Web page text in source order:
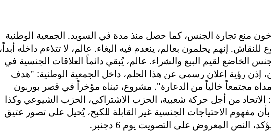
منع تجارة الجنس، كما حصل منذ مدة في السويد. الجمعية الوطنية
للنقاش. إنهم يحلمون بعالم، ينعدم فيه البغاء. عالم، لا تتلاءم داخله أبداً،
الخاضع لقيم البيع والشراء. عالم، يُبقي دائماً العلاقات الجنسية في
إذن رؤية إعلان رسمي عن هذا الحلم، داخل الجمعية الوطنية: "هدف
مجتمعاً خالياً من الدعارة". مشروع، تبناه مؤخراً في قصر بوربون
الاتحاد من أجل حركة شعبية، الحزب الاشتراكي، الحزب الشيوعي وكذا
مفهوم الاحتياجات الجنسية غير القابلة للكبح، يُحيل على تصور عتيق
النص المعروض على التصويت يوم 6 دجنبر.